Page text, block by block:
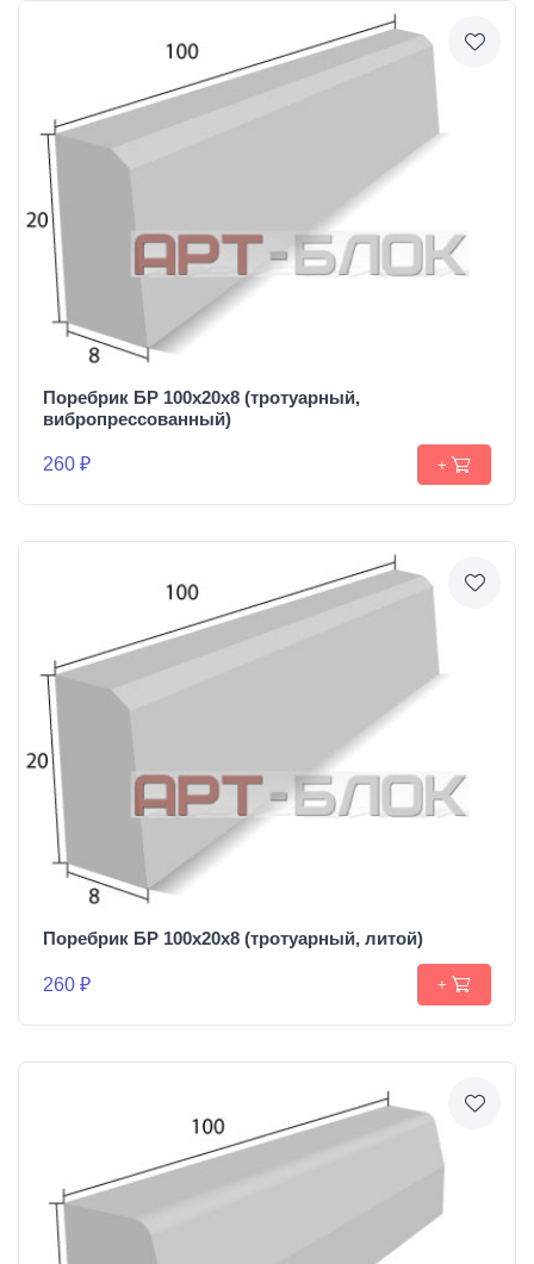
Поребрик БР 100х20х8 (тротуарный,
вибропрессованный)
260 ₽ +
Поребрик БР 100х20х8 (тротуарный, литой)
260 ₽ +